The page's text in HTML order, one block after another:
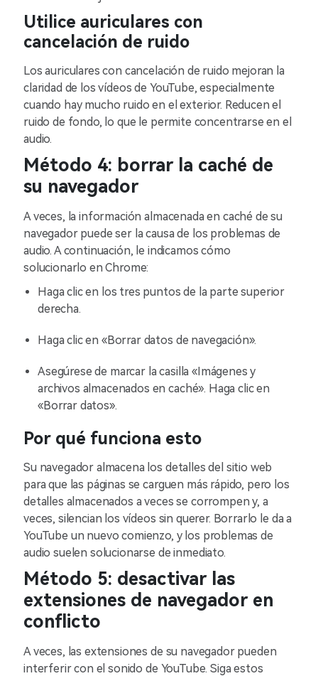
Utilice auriculares con
cancelación de ruido
Los auriculares con cancelación de ruido mejoran la
claridad de los vídeos de YouTube, especialmente
cuando hay mucho ruido en el exterior. Reducen el
ruido de fondo, lo que le permite concentrarse en el
audio.
Método 4: borrar la caché de
su navegador
A veces, la información almacenada en caché de su
navegador puede ser la causa de los problemas de
audio. A continuación, le indicamos cómo
solucionarlo en Chrome:
Haga clic en los tres puntos de la parte superior
derecha.
Haga clic en «Borrar datos de navegación».
Asegúrese de marcar la casilla «Imágenes y
archivos almacenados en caché». Haga clic en
«Borrar datos».
Por qué funciona esto
Su navegador almacena los detalles del sitio web
para que las páginas se carguen más rápido, pero los
detalles almacenados a veces se corrompen y, a
veces, silencian los vídeos sin querer. Borrarlo le da a
YouTube un nuevo comienzo, y los problemas de
audio suelen solucionarse de inmediato.
Método 5: desactivar las
extensiones de navegador en
conflicto
A veces, las extensiones de su navegador pueden
interferir con el sonido de YouTube. Siga estos